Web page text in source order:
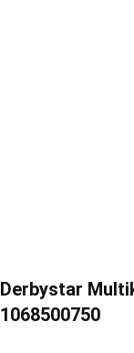
Derbystar
1068500750